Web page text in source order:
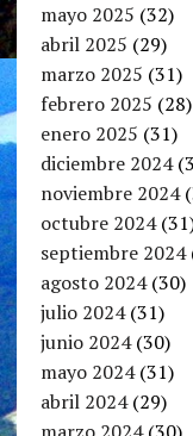
mayo 2025 (32)
abril 2025 (29)
marzo 2025 (31)
febrero 2025 (28)
enero 2025 (31)
diciembre 2024
noviembre 2024
octubre 2024
septiembre 2024
agosto 2024(30)
julio 2024(31)
junio 2024(30)
mayo 2024(31)
abril 2024(29)